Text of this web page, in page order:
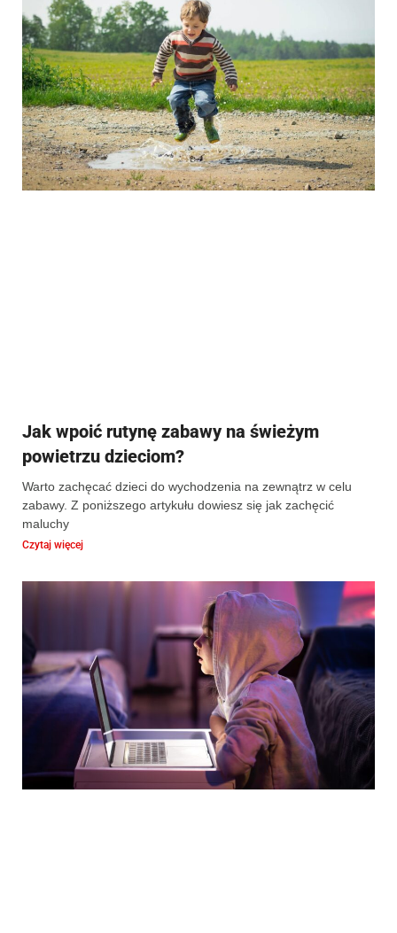
Jak wpoić rutynę zabawy na świeżym
powietrzu dzieciom?
Warto zachęcać dzieci do wychodzenia na zewnątrz w celu
zabawy. Z poniższego artykułu dowiesz się jak zachęcić
maluchy
Czytaj więcej